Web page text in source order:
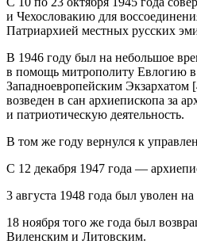
и Чехословакию для
Патриархией местных русских
В 1946 году был на небольшое
в помощь митрополиту Евлогию
Западноевропейским Экзархатом
возведен в сан архиепископа за
и патриотическую деятельность.
В том же году вернулся к
С 12 декабря 1947 года —
3 августа 1948 года был уволен
18 ноября того же года был
Виленским и Литовским.